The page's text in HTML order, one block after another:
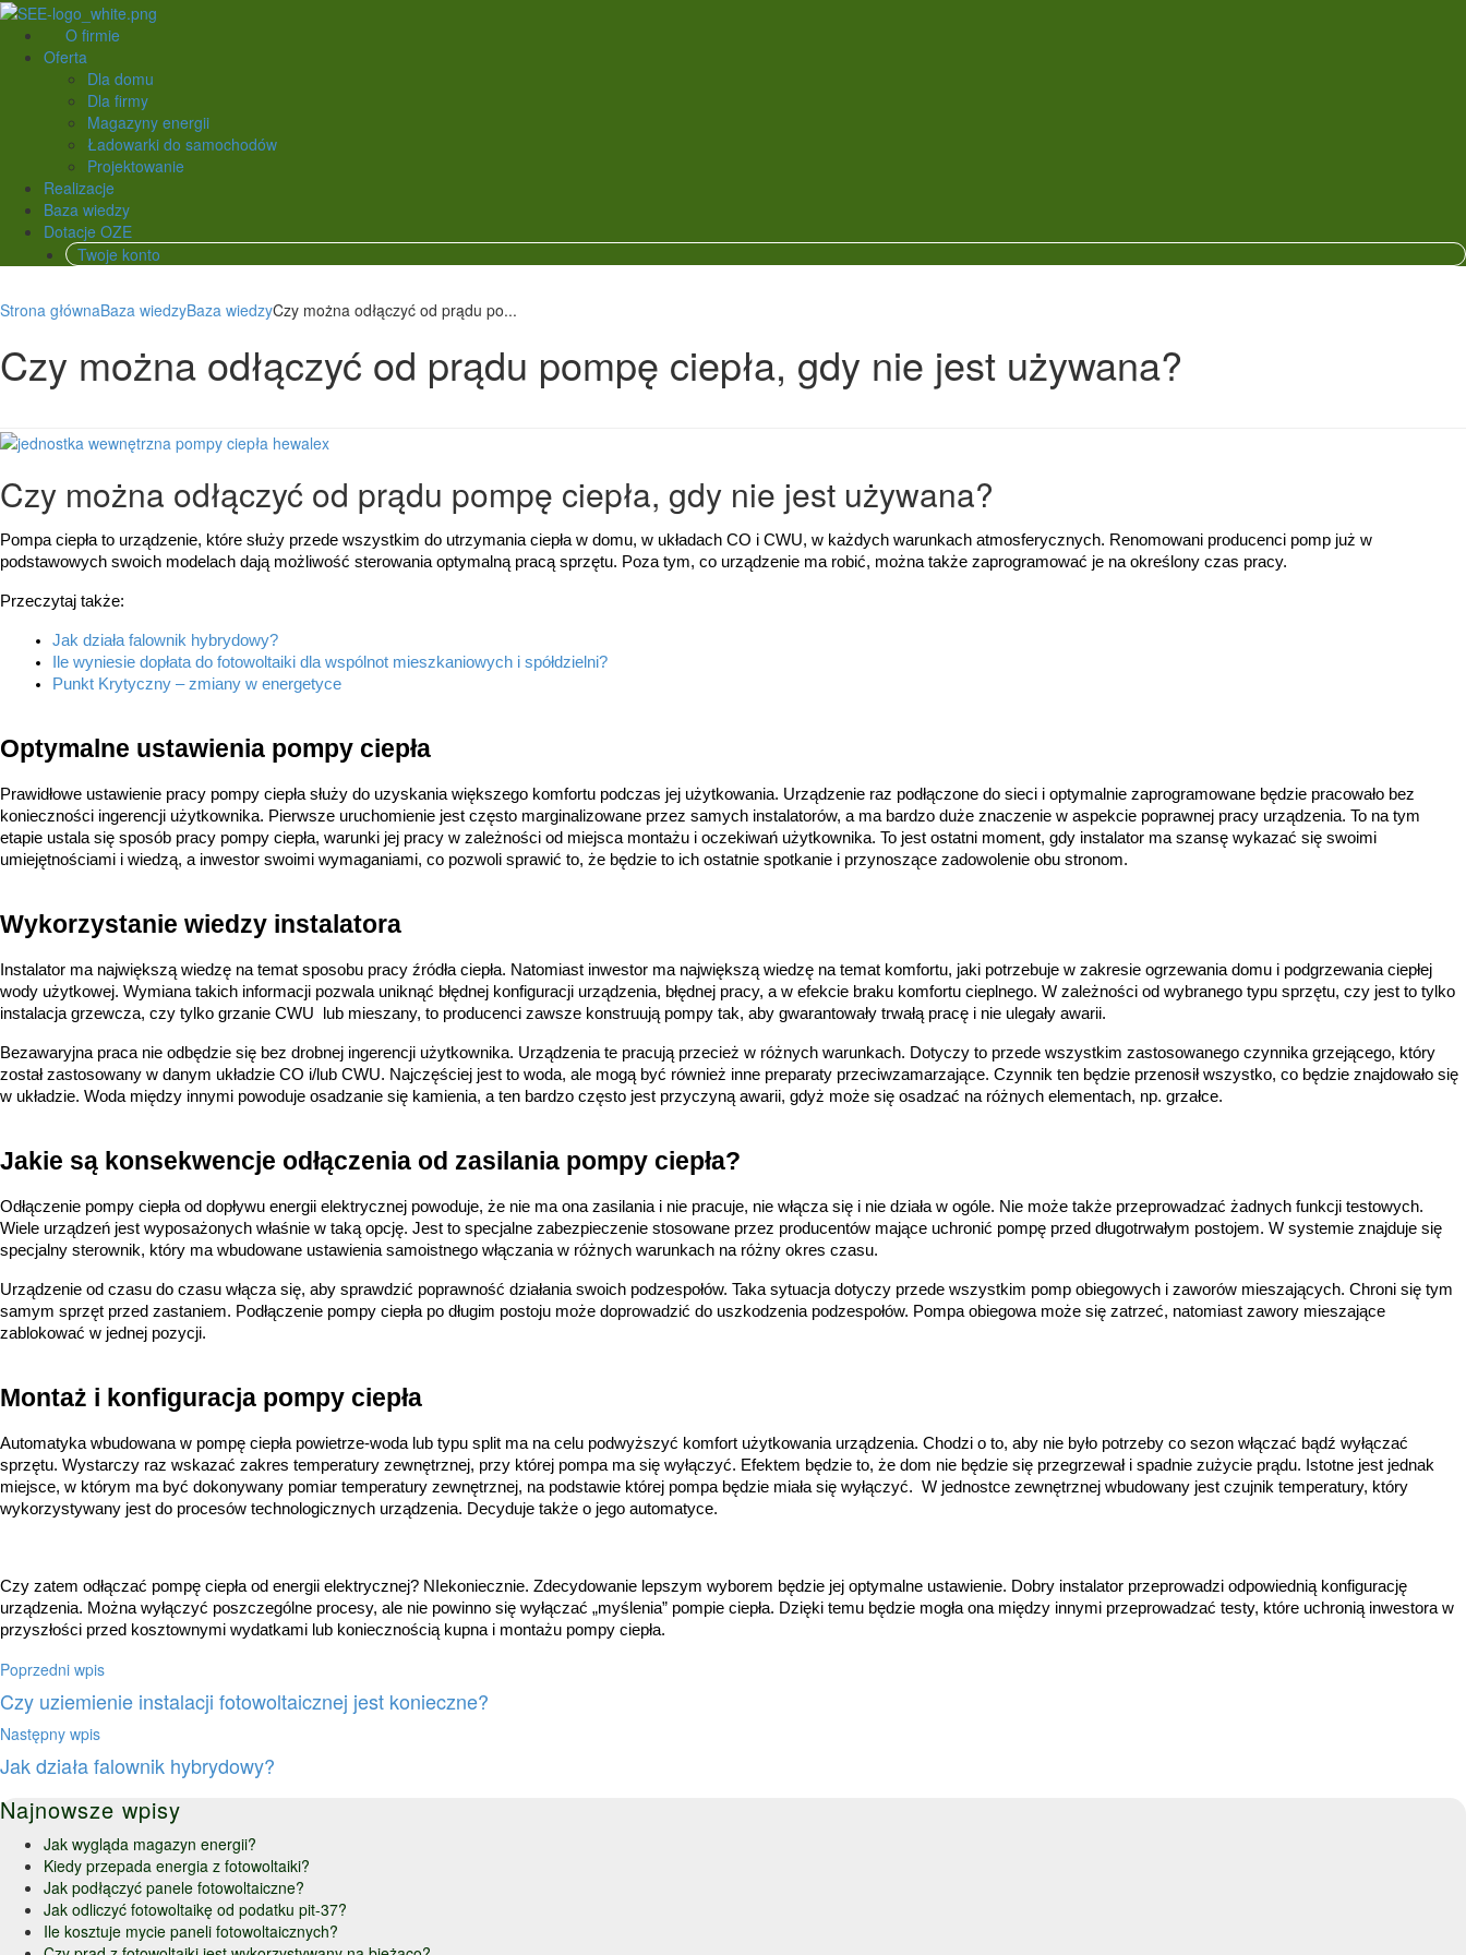
O firmie
Oferta
Dla domu
Dla firmy
Magazyny energii
Ładowarki do samochodów
Projektowanie
Realizacje
Baza wiedzy
Dotacje OZE
Twoje konto
Strona głównaBaza wiedzyBaza wiedzyCzy można odłączyć od prądu po...
Czy można odłączyć od prądu pompę ciepła, gdy nie jest używana?
Czy można odłączyć od prądu pompę ciepła, gdy nie jest używana?
Pompa ciepła to urządzenie, które służy przede wszystkim do utrzymania ciepła w domu, w układach CO i CWU, w każdych warunkach atmosferycznych. Renomowani producenci pomp już w
podstawowych swoich modelach dają możliwość sterowania optymalną pracą sprzętu. Poza tym, co urządzenie ma robić, można także zaprogramować je na określony czas pracy.
Przeczytaj także:
Jak działa falownik hybrydowy?
Ile wyniesie dopłata do fotowoltaiki dla wspólnot mieszkaniowych i spółdzielni?
Punkt Krytyczny – zmiany w energetyce
Optymalne ustawienia pompy ciepła
Prawidłowe ustawienie pracy pompy ciepła służy do uzyskania większego komfortu podczas jej użytkowania. Urządzenie raz podłączone do sieci i optymalnie zaprogramowane będzie pracowało bez
konieczności ingerencji użytkownika. Pierwsze uruchomienie jest często marginalizowane przez samych instalatorów, a ma bardzo duże znaczenie w aspekcie poprawnej pracy urządzenia. To na tym
etapie ustala się sposób pracy pompy ciepła, warunki jej pracy w zależności od miejsca montażu i oczekiwań użytkownika. To jest ostatni moment, gdy instalator ma szansę wykazać się swoimi
umiejętnościami i wiedzą, a inwestor swoimi wymaganiami, co pozwoli sprawić to, że będzie to ich ostatnie spotkanie i przynoszące zadowolenie obu stronom.
Wykorzystanie wiedzy instalatora
Instalator ma największą wiedzę na temat sposobu pracy źródła ciepła. Natomiast inwestor ma największą wiedzę na temat komfortu, jaki potrzebuje w zakresie ogrzewania domu i podgrzewania ciepłej
wody użytkowej. Wymiana takich informacji pozwala uniknąć błędnej konfiguracji urządzenia, błędnej pracy, a w efekcie braku komfortu cieplnego. W zależności od wybranego typu sprzętu, czy jest to tylko
instalacja grzewcza, czy tylko grzanie CWU  lub mieszany, to producenci zawsze konstruują pompy tak, aby gwarantowały trwałą pracę i nie ulegały awarii.
Bezawaryjna praca nie odbędzie się bez drobnej ingerencji użytkownika. Urządzenia te pracują przecież w różnych warunkach. Dotyczy to przede wszystkim zastosowanego czynnika grzejącego, który
został zastosowany w danym układzie CO i/lub CWU. Najczęściej jest to woda, ale mogą być również inne preparaty przeciwzamarzające. Czynnik ten będzie przenosił wszystko, co będzie znajdowało się
w układzie. Woda między innymi powoduje osadzanie się kamienia, a ten bardzo często jest przyczyną awarii, gdyż może się osadzać na różnych elementach, np. grzałce.
Jakie są konsekwencje odłączenia od zasilania pompy ciepła?
Odłączenie pompy ciepła od dopływu energii elektrycznej powoduje, że nie ma ona zasilania i nie pracuje, nie włącza się i nie działa w ogóle. Nie może także przeprowadzać żadnych funkcji testowych.
Wiele urządzeń jest wyposażonych właśnie w taką opcję. Jest to specjalne zabezpieczenie stosowane przez producentów mające uchronić pompę przed długotrwałym postojem. W systemie znajduje się
specjalny sterownik, który ma wbudowane ustawienia samoistnego włączania w różnych warunkach na różny okres czasu.
Urządzenie od czasu do czasu włącza się, aby sprawdzić poprawność działania swoich podzespołów. Taka sytuacja dotyczy przede wszystkim pomp obiegowych i zaworów mieszających. Chroni się tym
samym sprzęt przed zastaniem. Podłączenie pompy ciepła po długim postoju może doprowadzić do uszkodzenia podzespołów. Pompa obiegowa może się zatrzeć, natomiast zawory mieszające
zablokować w jednej pozycji.
Montaż i konfiguracja pompy ciepła
Automatyka wbudowana w pompę ciepła powietrze-woda lub typu split ma na celu podwyższyć komfort użytkowania urządzenia. Chodzi o to, aby nie było potrzeby co sezon włączać bądź wyłączać
sprzętu. Wystarczy raz wskazać zakres temperatury zewnętrznej, przy której pompa ma się wyłączyć. Efektem będzie to, że dom nie będzie się przegrzewał i spadnie zużycie prądu. Istotne jest jednak
miejsce, w którym ma być dokonywany pomiar temperatury zewnętrznej, na podstawie której pompa będzie miała się wyłączyć.  W jednostce zewnętrznej wbudowany jest czujnik temperatury, który
wykorzystywany jest do procesów technologicznych urządzenia. Decyduje także o jego automatyce.
Czy zatem odłączać pompę ciepła od energii elektrycznej? NIekoniecznie. Zdecydowanie lepszym wyborem będzie jej optymalne ustawienie. Dobry instalator przeprowadzi odpowiednią konfigurację
urządzenia. Można wyłączyć poszczególne procesy, ale nie powinno się wyłączać „myślenia” pompie ciepła. Dzięki temu będzie mogła ona między innymi przeprowadzać testy, które uchronią inwestora w
przyszłości przed kosztownymi wydatkami lub koniecznością kupna i montażu pompy ciepła.
Poprzedni wpis
Czy uziemienie instalacji fotowoltaicznej jest konieczne?
Następny wpis
Jak działa falownik hybrydowy?
Najnowsze wpisy
Jak wygląda magazyn energii?
Kiedy przepada energia z fotowoltaiki?
Jak podłączyć panele fotowoltaiczne?
Jak odliczyć fotowoltaikę od podatku pit-37?
Ile kosztuje mycie paneli fotowoltaicznych?